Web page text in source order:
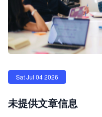
Sat Jul 04 2026
未提供文章信息